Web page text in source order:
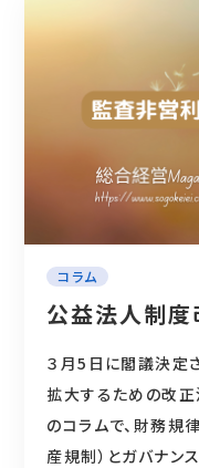
コラム
公益法人制
３月5日に閣議決定
拡大するための改正
のコラムで、財務規
産規制）とガバナン